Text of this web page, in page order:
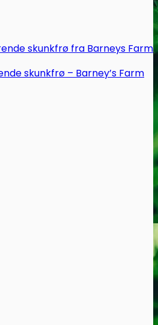
skunkfrø – Barney’s Farm